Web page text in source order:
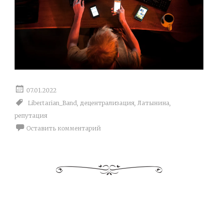
07.01.2022
Libertarian_Band, децентрализация, Латынина,
репутация
Оставить комментарий